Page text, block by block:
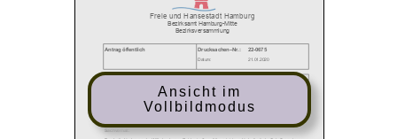
Ansicht im
Vollbildmodus